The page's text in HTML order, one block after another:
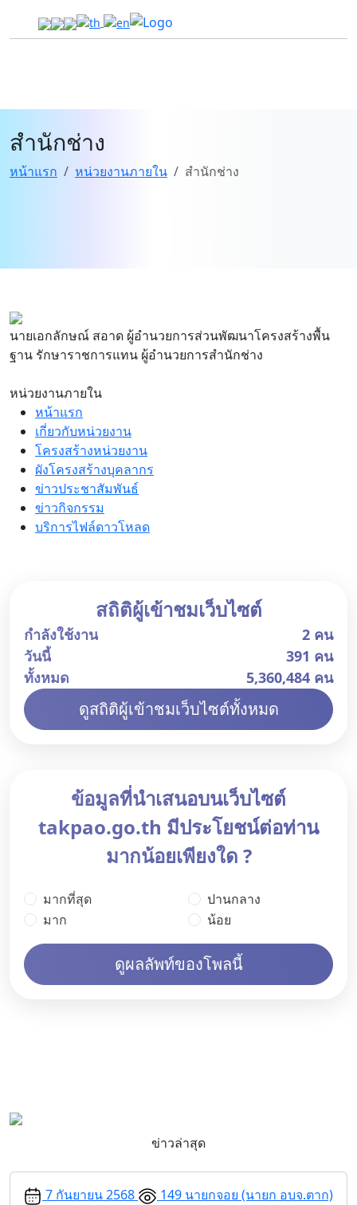
สำนักช่าง
หน้าแรก หน่วยงานภายใน สำนักช่าง
นายเอกลักษณ์ สอาด ผู้อำนวยการส่วนพัฒนาโครงสร้างพื้น
ฐาน รักษาราชการแทน ผู้อำนวยการสำนักช่าง
หน่วยงานภายใน
หน้าแรก
เกี่ยวกับหน่วยงาน
โครงสร้างหน่วยงาน
ผังโครงสร้างบุคลากร
ข่าวประชาสัมพันธ์
ข่าวกิจกรรม
บริการไฟล์ดาวโหลด
สถิติผู้เข้าชมเว็บไซต์
กำลังใช้งาน
2 คน
วันนี้
391 คน
ทั้งหมด
5,360,484 คน
ดูสถิติผู้เข้าชมเว็บไซต์ทั้งหมด
ข้อมูลที่นำเสนอบนเว็บไซต์
takpao.go.th มีประโยชน์ต่อท่าน
มากน้อยเพียงใด ?
มากที่สุด
ปานกลาง
มาก
น้อย
ดูผลลัพท์ของโพลนี้
ข่าวล่าสุด
7 กันยายน 2568 149 นายกจอย (นายก อบจ.ตาก)